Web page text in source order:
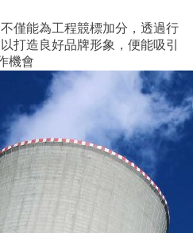
僅能為工程競標加分，透過行
打造良好品牌形象，便能吸引
機會